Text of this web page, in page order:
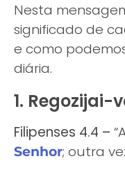
Nesta
significado de
e como
diária.
1. Regozijai-
Filipenses 4.4 –
Senhor; outra